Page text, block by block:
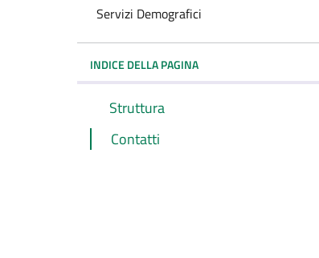
Servizi Demografici
INDICE DELLA PAGINA
Struttura
Contatti